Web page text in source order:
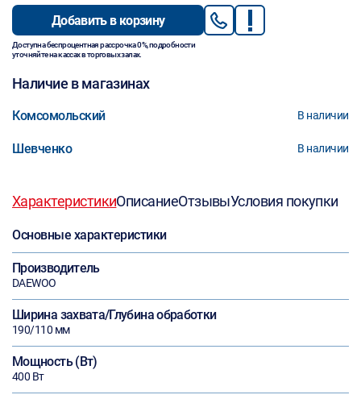
Добавить в корзину
Доступна беспроцентная рассрочка 0%, подробности
уточняйте на кассах в торговых залах.
Наличие в магазинах
Комсомольский В наличии
Шевченко В наличии
ХарактеристикиОписаниеОтзывыУсловия покупки
Основные характеристики
Производитель
DAEWOO
Ширина захвата/Глубина обработки
190/110 мм
Мощность (Вт)
400 Вт